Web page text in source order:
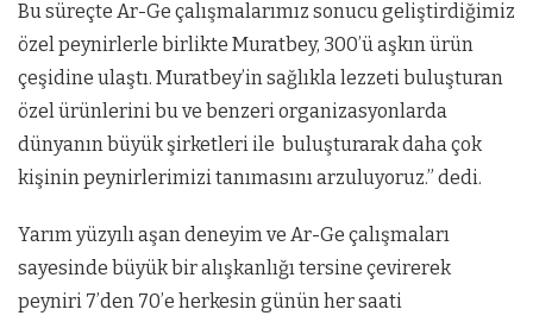
Bu süreçte Ar-Ge çalışmalarımız sonucu geliştirdiğimiz
özel peynirlerle birlikte Muratbey, 300’ü aşkın ürün
çeşidine ulaştı. Muratbey’in sağlıkla lezzeti buluşturan
özel ürünlerini bu ve benzeri organizasyonlarda
dünyanın büyük şirketleri ile buluşturarak daha çok
kişinin peynirlerimizi tanımasını arzuluyoruz.” dedi.
Yarım yüzyılı aşan deneyim ve Ar-Ge çalışmaları
sayesinde büyük bir alışkanlığı tersine çevirerek
peyniri 7’den 70’e herkesin günün her saati